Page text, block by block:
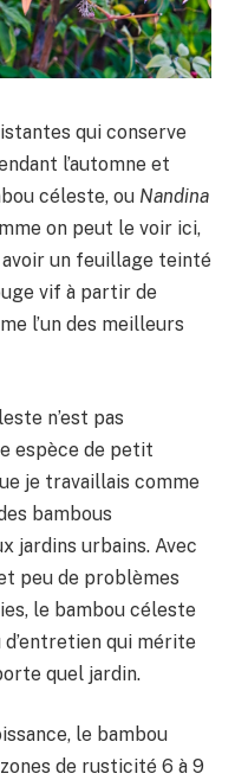
qui conserve
l’automne et
céleste, ou Nandina
on peut le voir ici,
un feuillage teinté
vif à partir de
l’un des meilleurs
n’est pas
espèce de petit
je travaillais comme
bambous
jardins urbains. Avec
peu de problèmes
le bambou céleste
qui mérite
quel jardin.
le bambou
de rusticité 6 à 9